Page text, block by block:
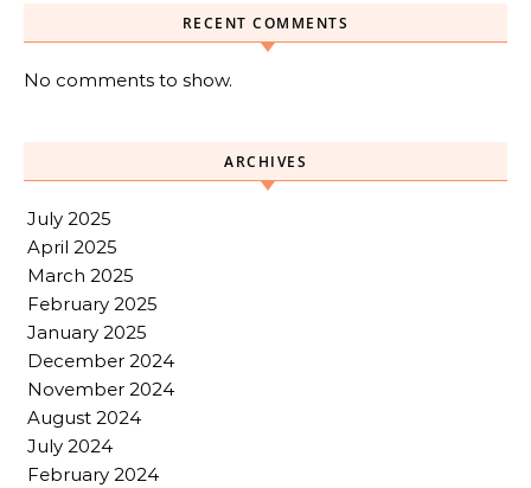
RECENT COMMENTS
No comments to show.
ARCHIVES
July 2025
April 2025
March 2025
February 2025
January 2025
December 2024
November 2024
August 2024
July 2024
February 2024